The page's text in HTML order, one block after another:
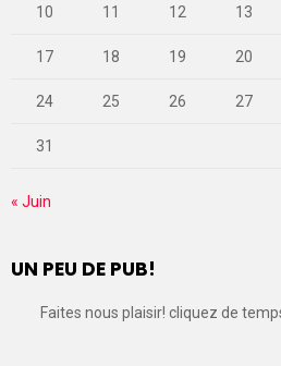
10 11 12 13
17 18 19 20
24 25 26 27
31
« Juin
UN PEU DE PUB!
Faites nous plaisir! cliquez de